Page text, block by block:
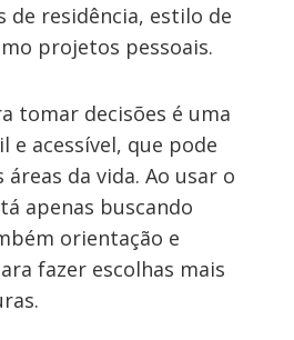
de residência, estilo de
projetos pessoais.
tomar decisões é uma
acessível, que pode
da vida. Ao usar o
apenas buscando
orientação e
fazer escolhas mais